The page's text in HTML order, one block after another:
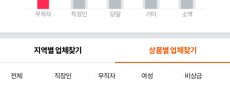
무직자 직장인 당일 기타 소액
지역별 업체찾기 상품별 업체찾기
전체 직장인 무직자 여성
비상금